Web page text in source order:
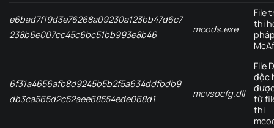
e6bad7f19d3e76268a09230a123bb47d6c7
238b6e007cc45c6bc51bb993e8b46
mcods.exe
File
thi
6f31a4656afb8d9245b5b2f5a634ddfbdb9
db3ca565d2c52aee68554ede068d1
mcvsocfg.dll
File
độc
từ
thi